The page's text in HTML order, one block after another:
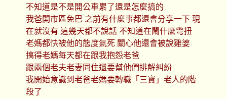
不知道是不是開公車累了還是怎麼搞的
我爸開市區免巴 之前有什麼事都還會分享一下 現
在就沒有 這幾天都不說話 不知道在鬧什麼彆扭
老媽都快被他的態度氣死 關心他還會被說雞婆
搞得老媽每天都在跟我抱怨老爸
跟兩個老夫老妻同住還要幫他們排解糾紛
我開始意識到老爸老媽要轉職「三寶」老人的階
段了